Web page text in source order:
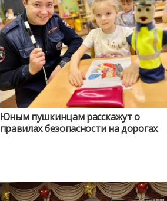
Юным пушкинцам расскажут о
правилах безопасности на дорогах